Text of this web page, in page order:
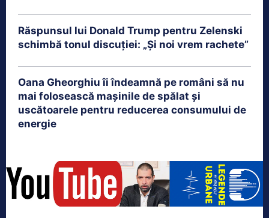
Răspunsul lui Donald Trump pentru Zelenski
schimbă tonul discuției: „Și noi vrem rachete”
Oana Gheorghiu îi îndeamnă pe români să nu
mai folosească mașinile de spălat și
uscătoarele pentru reducerea consumului de
energie